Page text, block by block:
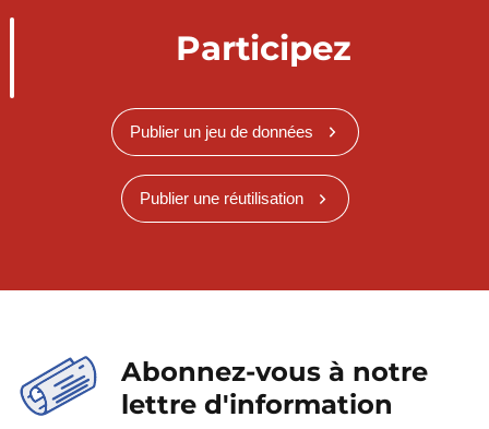
Participez
Publier un jeu de données
Publier une réutilisation
Abonnez-vous à notre
lettre d'information